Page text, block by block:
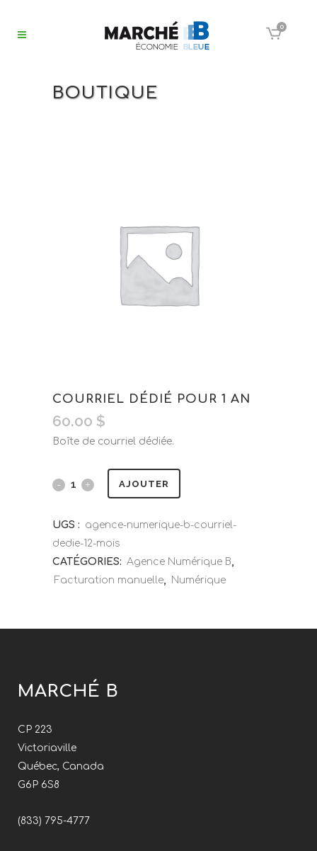
0
BOUTIQUE
COURRIEL DÉDIÉ POUR 1 AN
60.00 $
Boîte de courriel dédiée.
AJOUTER
UGS : agence-numerique-b-courriel-
dedie-12-mois
CATÉGORIES: Agence Numérique B,
Facturation manuelle, Numérique
MARCHÉ B
CP 223
Victoriaville
Québec, Canada
G6P 6S8
(833) 795-4777